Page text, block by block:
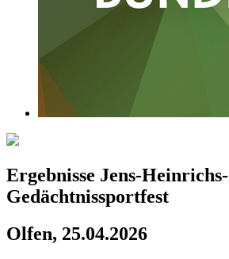
Ergebnisse Jens-Heinrichs-
Gedächtnissportfest
Olfen, 25.04.2026